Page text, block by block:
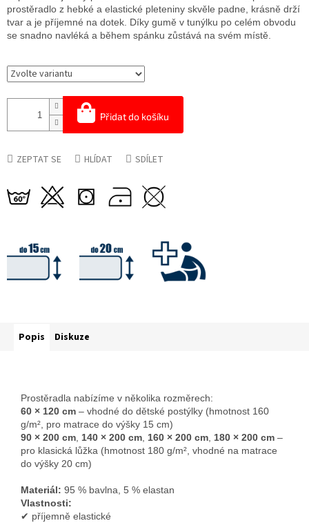
Přidat do košíku
prostěradlo z hebké a elastické pleteniny skvěle padne, krásně drží
tvar a je příjemné na dotek. Díky gumě v tunýlku po celém obvodu
se snadno navléká a během spánku zůstává na svém místě.
ZEPTAT SE HLÍDAT SDÍLET
Popis Diskuze
Prostěradla nabízíme v několika rozměrech:
60 × 120 cm – vhodné do dětské postýlky (hmotnost 160
g/m², pro matrace do výšky 15 cm)
90 × 200 cm, 140 × 200 cm, 160 × 200 cm, 180 × 200 cm –
pro klasická lůžka (hmotnost 180 g/m², vhodné na matrace
do výšky 20 cm)
Materiál: 95 % bavlna, 5 % elastan
Vlastnosti:
✔ příjemně elastické